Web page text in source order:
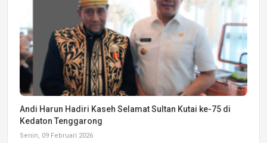
Andi Harun Hadiri Kaseh Selamat Sultan Kutai ke-75 di
Kedaton Tenggarong
Senin, 09 Februari 2026